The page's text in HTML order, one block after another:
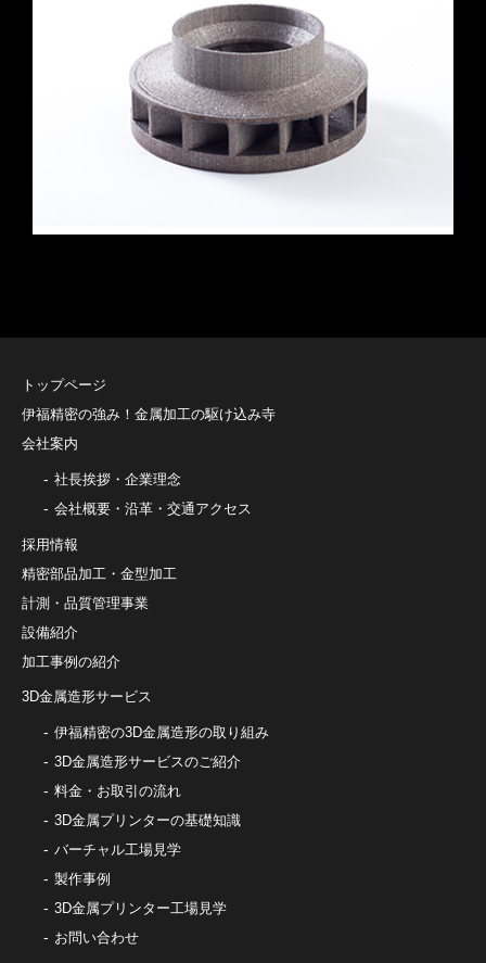
トップページ
伊福精密の強み！金属加工の駆け込み寺
会社案内
社長挨拶・企業理念
会社概要・沿革・交通アクセス
採用情報
精密部品加工・金型加工
計測・品質管理事業
設備紹介
加工事例の紹介
3D金属造形サービス
伊福精密の3D金属造形の取り組み
3D金属造形サービスのご紹介
料金・お取引の流れ
3D金属プリンターの基礎知識
バーチャル工場見学
製作事例
3D金属プリンター工場見学
お問い合わせ